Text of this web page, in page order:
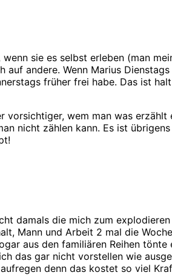
sie es selbst erleben (man
andere. Wenn Marius
früher frei habe. Das ist
wem man was
nicht zählen kann. Es ist
damals die mich zum
Mann und Arbeit 2 mal die
aus den familiären Reihen
das gar nicht vorstellen wie
denn das kostet so viel